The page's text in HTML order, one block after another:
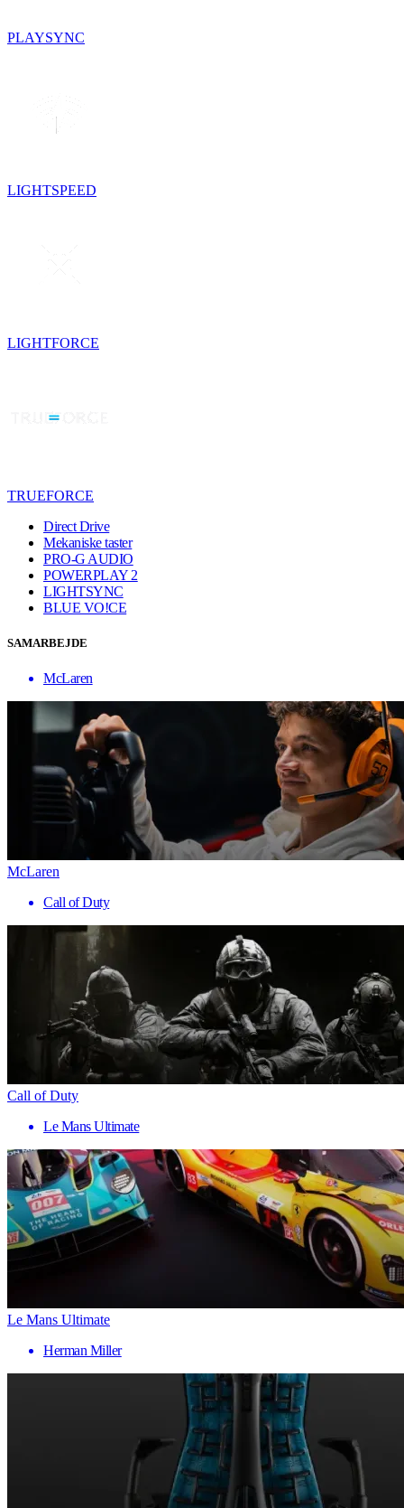
PLAYSYNC
LIGHTSPEED
LIGHTFORCE
TRUEFORCE
Direct Drive
Mekaniske taster
PRO-G AUDIO
POWERPLAY 2
LIGHTSYNC
BLUE VO!CE
SAMARBEJDE
McLaren
McLaren
Call of Duty
Call of Duty
Le Mans Ultimate
Le Mans Ultimate
Herman Miller